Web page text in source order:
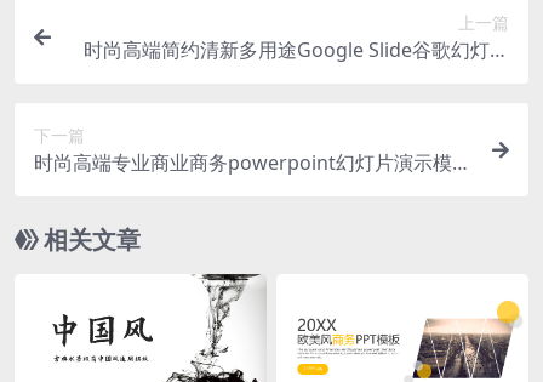
上一篇
时尚高端简约清新多用途Google Slide谷歌幻灯片
下一篇
时尚高端专业商业商务powerpoint幻灯片演示模板
相关文章